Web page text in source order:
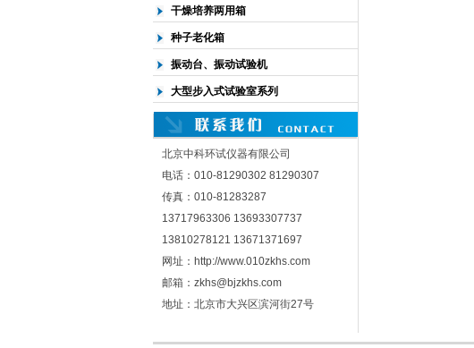
干燥培养两用箱
种子老化箱
振动台、振动试验机
大型步入式试验室系列
北京中科环试仪器有限公司
电话：010-81290302 81290307
传真：010-81283287
13717963306 13693307737
13810278121 13671371697
网址：http://www.010zkhs.com
邮箱：zkhs@bjzkhs.com
地址：北京市大兴区滨河街27号